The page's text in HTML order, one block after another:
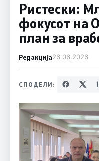
Ристески:
фокусот на
план за
Редакција26.06.2026
СПОДЕЛИ: